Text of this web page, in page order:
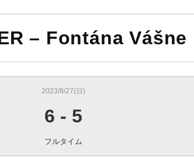
– Fontána Vášne
2023/8/27(日)
6 - 5
フルタイム